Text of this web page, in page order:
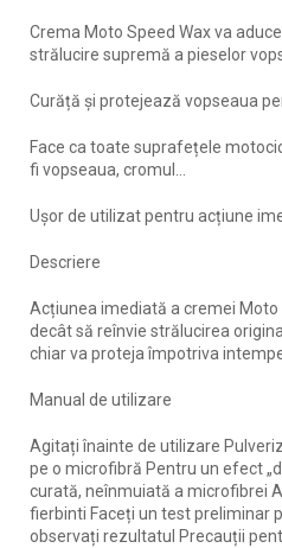
Crema Moto Speed ​​Wax va
strălucire supremă a pieselor
Curăță și protejează vopseaua
Face ca toate suprafețele
fi vopseaua, cromul…
Ușor de utilizat pentru acțiune
Descriere
Acțiunea imediată a cremei
decât să reînvie strălucirea
chiar va proteja împotriva
Manual de utilizare
Agitați înainte de utilizare
pe o microfibră Pentru un efect
curată, neînmuiată a microfibrei
fierbinti Faceți un test preliminar
observați rezultatul Precauții